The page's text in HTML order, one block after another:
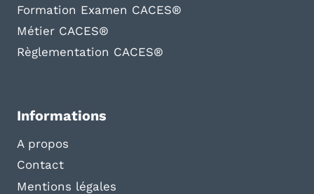
Formation Examen CACES®
Métier CACES®
Règlementation CACES®
Informations
A propos
Contact
Mentions légales